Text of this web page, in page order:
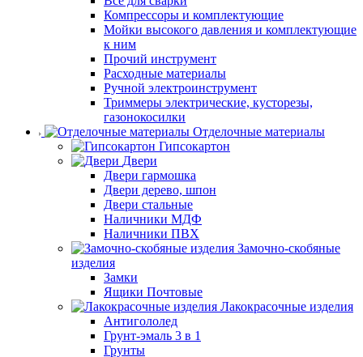
Компрессоры и комплектующие
Мойки высокого давления и комплектующие
к ним
Прочий инструмент
Расходные материалы
Ручной электроинструмент
Триммеры электрические, кусторезы,
газонокосилки
Отделочные материалы
Гипсокартон
Двери
Двери гармошка
Двери дерево, шпон
Двери стальные
Наличники МДФ
Наличники ПВХ
Замочно-скобяные
изделия
Замки
Ящики Почтовые
Лакокрасочные изделия
Антигололед
Грунт-эмаль 3 в 1
Грунты